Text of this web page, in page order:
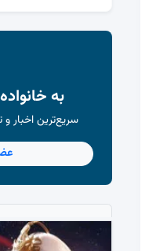
به
سریع‌ترین اخبار و